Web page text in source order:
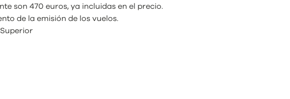
son 470 euros, ya incluidas en el precio.
de la emisión de los vuelos.